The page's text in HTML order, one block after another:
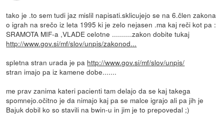
tako je .to sem tudi jaz mislil napisati.sklicujejo se na 6.člen zakona
o igrah na srečo iz leta 1995 ki je zelo nejasen .ma kaj reči kot pa :
SRAMOTA MIF-a ,VLADE celotne ..........zakon dobite tukaj
http://www.gov.si/mf/slov/unpis/zakonod...
spletna stran urada je pa http://www.gov.si/mf/slov/unpis/
stran imajo pa iz kamene dobe.......
me prav zanima kateri pacienti tam delajo da se kaj takega
spomnejo.očitno je da nimajo kaj pa se malce igrajo ali pa jih je
Bajuk dobil ko so stavili na bwin-u in jim je to prepovedal ;)